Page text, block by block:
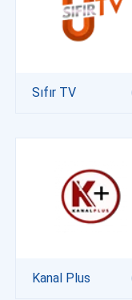
Sıfır TV
Kanal Plus